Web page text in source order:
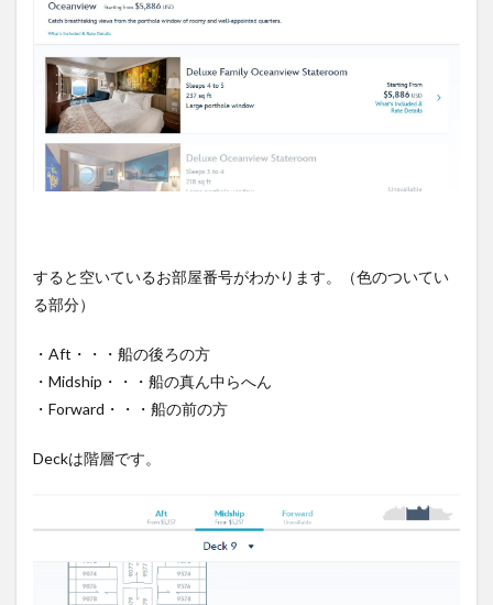
すると空いているお部屋番号がわかります。（色のついてい
る部分）
・Aft・・・船の後ろの方
・Midship・・・船の真ん中らへん
・Forward・・・船の前の方
Deckは階層です。